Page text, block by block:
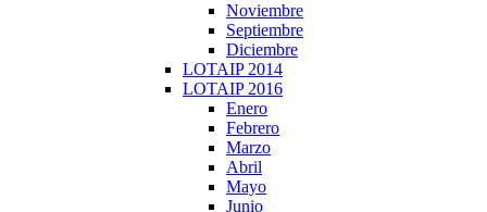
Noviembre
Septiembre
Diciembre
LOTAIP 2014
LOTAIP 2016
Enero
Febrero
Marzo
Abril
Mayo
Junio